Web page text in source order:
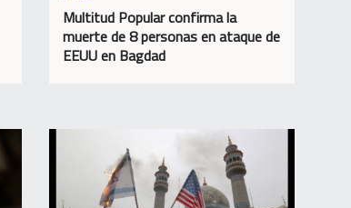
Multitud Popular confirma la
muerte de 8 personas en ataque de
EEUU en Bagdad